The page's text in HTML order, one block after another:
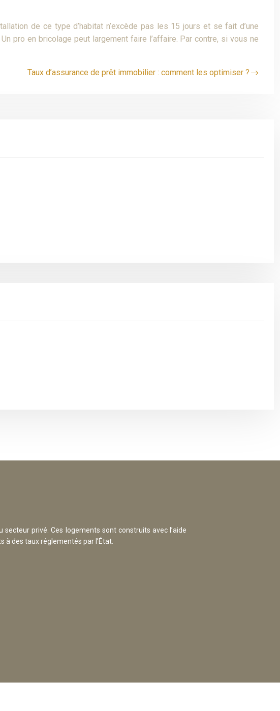
de ce type d’habitat n’excède pas les 15 jours et se fait d’une
pro en bricolage peut largement faire l’affaire. Par contre, si vous ne
Taux d’assurance de prêt immobilier : comment les optimiser ?
privé. Ces logements sont construits avec l’aide
des taux réglementés par l’État.